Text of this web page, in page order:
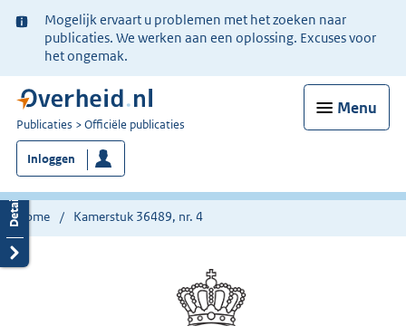
Ter
informatie:
Mogelijk ervaart u problemen met het zoeken naar
publicaties. We werken aan een oplossing. Excuses voor
het ongemak.
Menu
U
bent
nu
hier:
Publicaties Officiële publicaties
Inloggen
Home Kamerstuk 36489, nr. 4